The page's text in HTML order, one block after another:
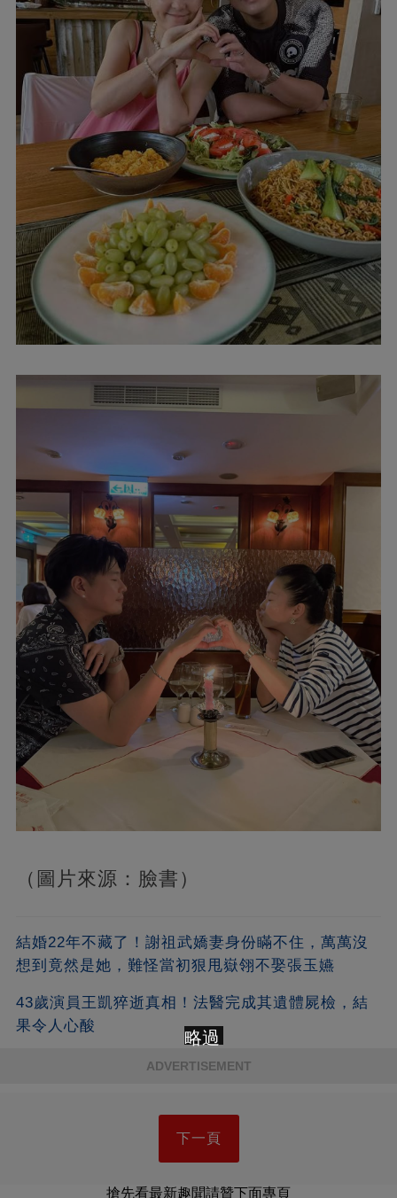
（圖片來源：臉書）
結婚22年不藏了！謝祖武嬌妻身份瞞不住，萬萬沒
想到竟然是她，難怪當初狠甩嶽翎不娶張玉嬿
43歲演員王凱猝逝真相！法醫完成其遺體屍檢，結
果令人心酸
ADVERTISEMENT
下一頁
搶先看最新趣聞請贊下面專頁
略過